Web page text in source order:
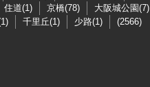
住道(1) 京橋(78) 大阪城公園(7)
千里丘(1) 少路(1)
(2566)